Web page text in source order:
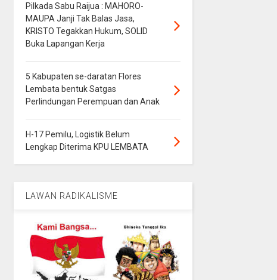
Pilkada Sabu Raijua : MAHORO-
MAUPA Janji Tak Balas Jasa,
KRISTO Tegakkan Hukum, SOLID
Buka Lapangan Kerja
5 Kabupaten se-daratan Flores
Lembata bentuk Satgas
Perlindungan Perempuan dan Anak
H-17 Pemilu, Logistik Belum
Lengkap Diterima KPU LEMBATA
LAWAN RADIKALISME